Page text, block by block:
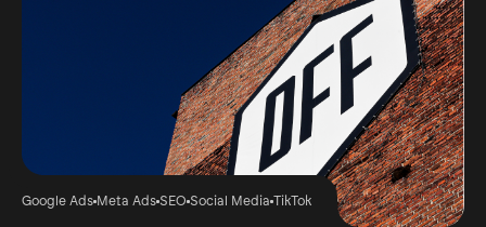
Skontaktuj się
Google Ads Meta Ads SEO Social Media TikTok